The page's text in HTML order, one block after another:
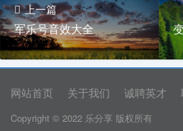
上一篇
军乐号音效大全
网站首页 关于我们 诚聘英才
Copyright © 2022 乐分享 版权所有